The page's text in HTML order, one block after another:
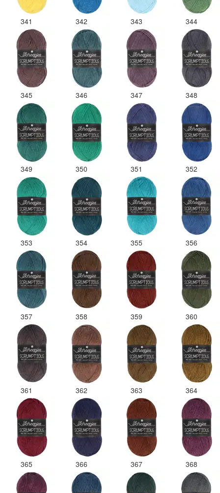
341 342 343 344
345 346 347 348
349 350 351 352
353 354 355 356
357 358 359 360
361 362 363 364
365 366 367 368